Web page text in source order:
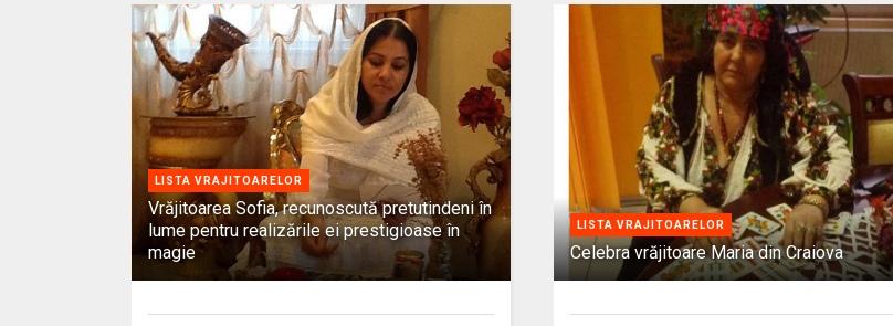
LISTA VRAJITOARELOR
Vrăjitoarea Sofia, recunoscută pretutindeni în
lume pentru realizările ei prestigioase în
magie
LISTA VRAJITOARELOR
Celebra vrăjitoare Maria din Craiova